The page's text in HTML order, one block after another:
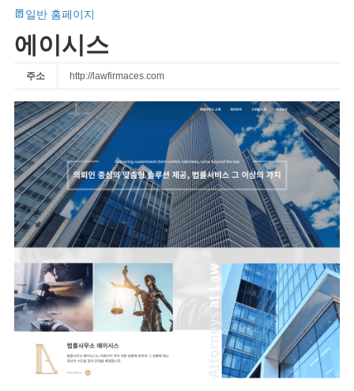
일반 홈페이지
에이시스
주소 http://lawfirmaces.com